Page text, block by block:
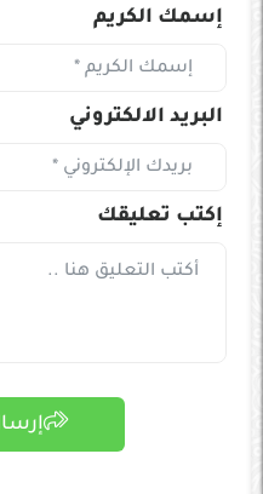
إسمك الكريم
البريد الالكتروني
إكتب تعليقك